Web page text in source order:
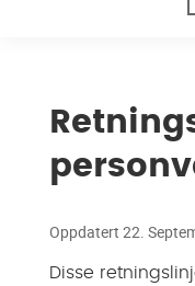
Oppdatert 22.
Disse